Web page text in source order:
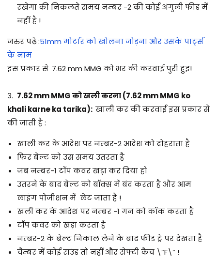
रखेगा की निकलते समय नम्बर -2 की कोई अंगुली फीड में
नहीं है !
जरुर पढ़े :51mm मोर्टार को खोलना जोड़ना और उसके पार्ट्स
के नाम
इस प्रकार से 7.62 mm MMG को भर की करवाई पुरी हुइ!
3. 7.62 mm MMG को खली करना (7.62 mm MMG ko
khali karne ka tarika): खाली कर की करवाई इस प्रकार से
की जाती है :
खाली कर के आदेश पर नम्बर-2 आदेश को दोहराता है
फिर बेल्ट को उस समय उतरता है
जब नम्बर-1 टॉप कवर खड़ा कर दिया हो
उतरने के बाद बेल्ट को बॉक्स में बंद करता है और आम
लाइंग पोजीशन में लेट जाता है !
खली कर के आदेश पर नम्बर -1 गन को कॉक करता है
टॉप कवर को खड़ा करता है
नम्बर-2 के बेल्ट निकाल लेने के बाद फीड ट्रे पर देखता है
चैम्बर में कोई राउंड तो नहीं और सेफ्टी कैच \”F\” !